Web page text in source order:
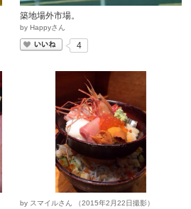
築地場外市場。
by Happyさん
いいね
4
by スマイルさん （2015年2 月22日撮影）